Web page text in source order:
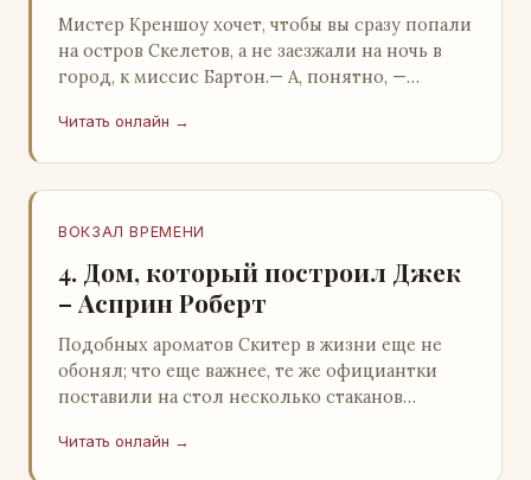
Мистер Креншоу хочет, чтобы вы сразу попали
на остров Скелетов, а не заезжали на ночь в
город, к миссис Бартон.— А, понятно, —
«кризис»…
Читать онлайн →
ВОКЗАЛ ВРЕМЕНИ
4. Дом, который построил Джек
– Асприн Роберт
Подобных ароматов Скитер в жизни еще не
обонял; что еще важнее, те же официантки
поставили на стол несколько стаканов
Скитер опрокин…
Читать онлайн →